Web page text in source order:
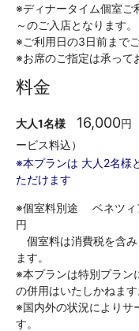
※ディナータイム個室
～のご入店となります。
※ご利用日の3日前まで
※お席のご指定は承って
料金
大人1名様 16,000円
ービス料込）
※本プランは 大人2名様
ただけます
※個室料別途 ベネツィ
円
個室料は消費税を含
ます。
※本プランは特別プラン
の併用はいたしかねます
※国内外の状況によりサ
す。